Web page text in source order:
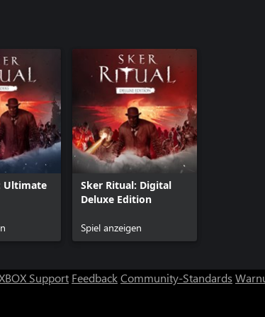
Ultimate
Sker Ritual: Digital
Deluxe Edition
Spiel anzeigen
Support FeedbackCommunity-Standards